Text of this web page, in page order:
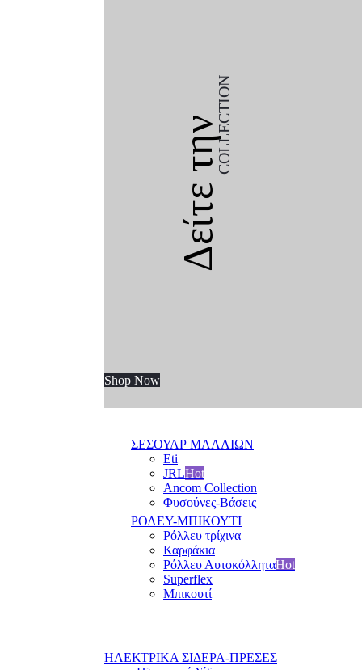
Δείτε τηνCOLLECTION
Shop Now
ΣΕΣΟΥΑΡ ΜΑΛΛΙΩΝ
Eti
JRLHot
Ancom Collection
Φυσούνες-Βάσεις
ΡΟΛΕΥ-ΜΠΙΚΟΥΤΙ
Ρόλλευ τρίχινα
Καρφάκια
Ρόλλευ ΑυτοκόλληταHot
Superflex
Μπικουτί
ΗΛΕΚΤΡΙΚΑ ΣΙΔΕΡΑ-ΠΡΕΣΕΣ